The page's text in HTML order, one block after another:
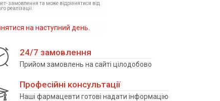
замовлення та може відрізнятися від
реалізації.
на наступний день.
24/7 замовлення
Прийом замовлень на сайті цілодобово
Професійні консультації
Наші фармацевти готові надати інформацію